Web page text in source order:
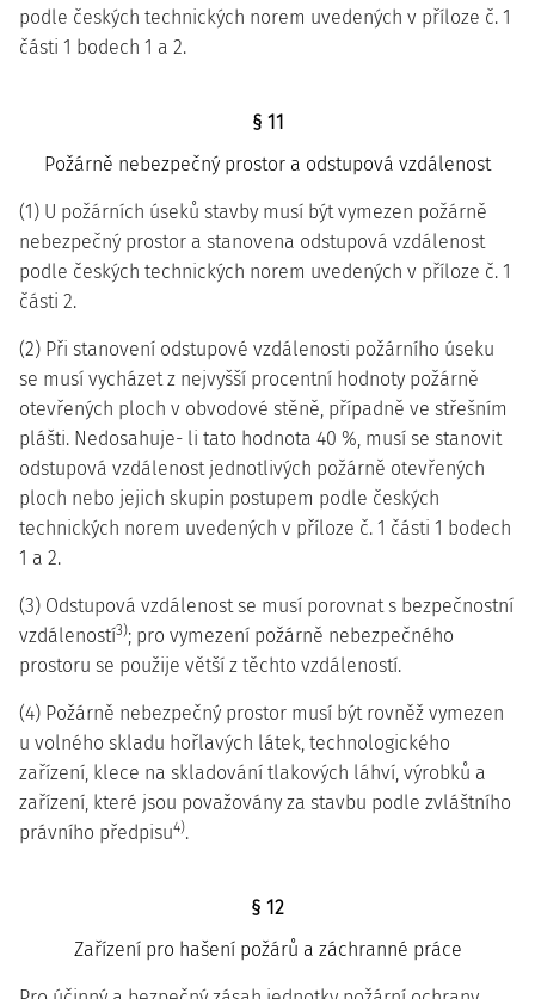
podle českých technických norem uvedených v příloze č. 1
části 1 bodech 1 a 2.
§ 11
Požárně nebezpečný prostor a odstupová vzdálenost
(1) U požárních úseků stavby musí být vymezen požárně
nebezpečný prostor a stanovena odstupová vzdálenost
podle českých technických norem uvedených v příloze č. 1
části 2.
(2) Při stanovení odstupové vzdálenosti požárního úseku
se musí vycházet z nejvyšší procentní hodnoty požárně
otevřených ploch v obvodové stěně, případně ve střešním
plášti. Nedosahuje- li tato hodnota 40 %, musí se stanovit
odstupová vzdálenost jednotlivých požárně otevřených
ploch nebo jejich skupin postupem podle českých
technických norem uvedených v příloze č. 1 části 1 bodech
1 a 2.
(3) Odstupová vzdálenost se musí porovnat s bezpečnostní
vzdáleností3); pro vymezení požárně nebezpečného
prostoru se použije větší z těchto vzdáleností.
(4) Požárně nebezpečný prostor musí být rovněž vymezen
u volného skladu hořlavých látek, technologického
zařízení, klece na skladování tlakových láhví, výrobků a
zařízení, které jsou považovány za stavbu podle zvláštního
právního předpisu4).
§ 12
Zařízení pro hašení požárů a záchranné práce